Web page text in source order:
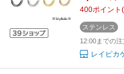
ング無料
400ポイント (
ステンレス
12:00までの
レイピカ